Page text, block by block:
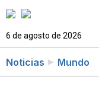
6 de agosto de 2026
Noticias Mundo